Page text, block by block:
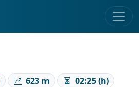
623 m
02:25 (h)